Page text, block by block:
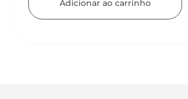
Adicionar ao carrinho